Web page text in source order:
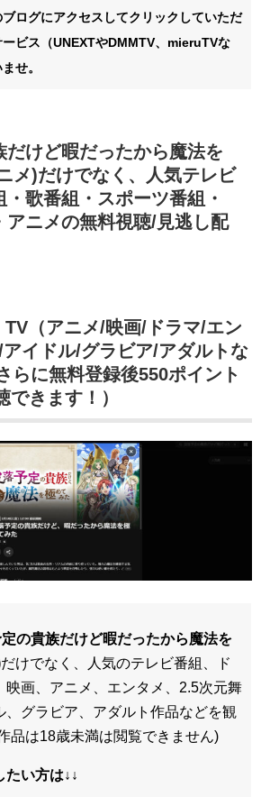
ログにアクセスしてクリックしていただ
ービス（UNEXTやDMMTV、mieruTVな
せ。
だけど暇だったから魔法を
メ)だけでなく、人気テレビ
歌番組・スポーツ番組・
アニメの無料視聴/見逃し配
（アニメ/映画/ドラマ/エン
イドル/グラビア/アダルトな
らに無料登録後550ポイント
きます！）
の貴族だけど暇だったから魔法を
だけでなく、人気のテレビ番組、ド
映画、アニメ、エンタメ、2.5次元舞
、グラビア、アダルト作品などを観
品は18歳未満は閲覧できません)
たい方は↓↓